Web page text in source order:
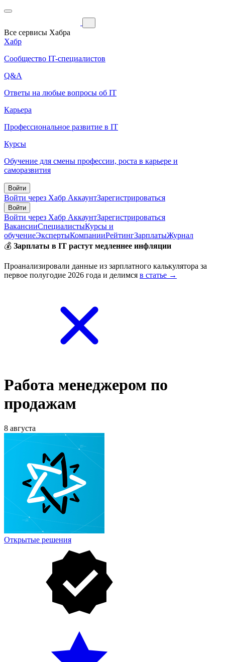
Все сервисы Хабра
Хабр
Сообщество IT-специалистов
Q&A
Ответы на любые вопросы об IT
Карьера
Профессиональное развитие в IT
Курсы
Обучение для смены профессии, роста в карьере и
саморазвития
Войти
Войти через Хабр АккаунтЗарегистрироваться
Войти
Войти через Хабр АккаунтЗарегистрироваться
ВакансииСпециалистыКурсы и
обучениеЭкспертыКомпанииРейтингЗарплатыЖурнал
💰 Зарплаты в IT растут медленнее инфляции
Проанализировали данные из зарплатного калькулятора за
первое полугодие 2026 года и делимся в статье →
Работа менеджером по
продажам
8 августа
Открытые решения